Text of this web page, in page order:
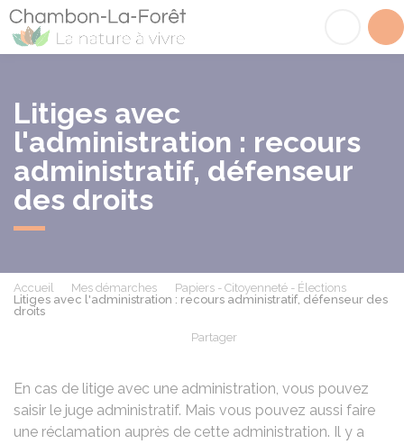
Litiges avec
l'administration : recours
administratif, défenseur
des droits
Accueil Mes démarches
Papiers - Citoyenneté - Élections
Litiges avec l'administration : recours administratif, défenseur des
droits
Partager
En cas de litige avec une administration, vous pouvez
saisir le juge administratif. Mais vous pouvez aussi faire
une réclamation auprès de cette administration. Il y a